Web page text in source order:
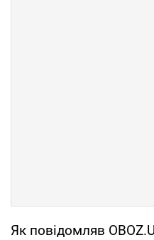
Як повідомляв